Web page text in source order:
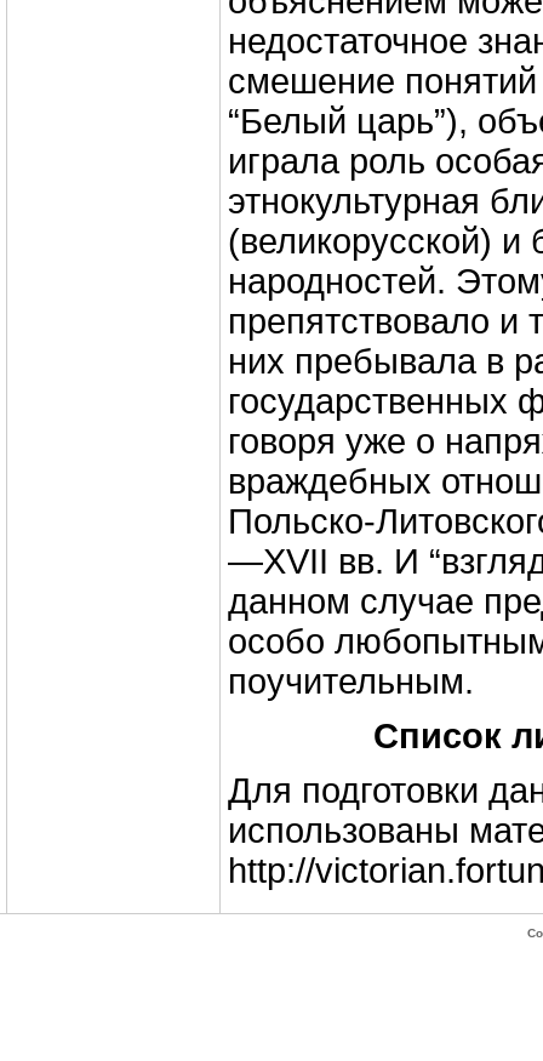
недостаточное
смешение понятий
“Белый царь”),
играла роль
этнокультурная
(великорусской) и
народностей.
препятствовало и
них пребывала в
государственных
говоря уже о
враждебных
Польско-
—ХVII вв. И
данном случае
особо
поучительным.
Список
Для подготовки
использованы
http://